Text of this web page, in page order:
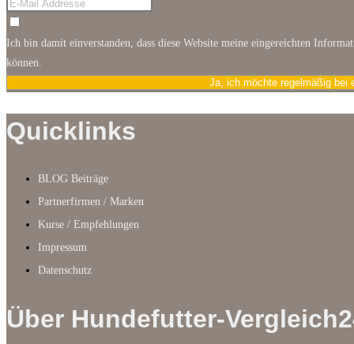
Ich bin damit einverstanden, dass diese Website meine eingereichten
können.
Ja, ich möchte regelmäßig bei
Quicklinks
BLOG Beiträge
Partnerfirmen / Marken
Kurse / Empfehlungen
Impressum
Datenschutz
Über Hundefutter-